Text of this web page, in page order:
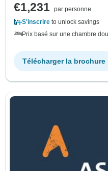
€1,231 par personne
S'inscrire to unlock savings
Prix basé sur une chambre
Télécharger la brochure